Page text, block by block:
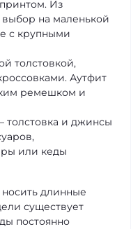
Из
выбор на маленькой
с крупными
толстовкой,
Аутфит
ремешком и
и джинсы
или кеды
длинные
существует
постоянно